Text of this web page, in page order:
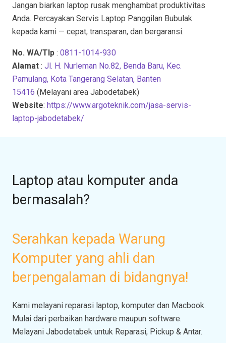
Jangan biarkan laptop rusak menghambat produktivitas
Anda. Percayakan Servis Laptop Panggilan Bubulak
kepada kami — cepat, transparan, dan bergaransi.
No. WA/Tlp : 0811-1014-930
Alamat : Jl. H. Nurleman No.82, Benda Baru, Kec.
Pamulang, Kota Tangerang Selatan, Banten
15416 (Melayani area Jabodetabek)
Website: https://www.argoteknik.com/jasa-servis-
laptop-jabodetabek/
Laptop atau komputer anda
bermasalah?
Serahkan kepada Warung
Komputer yang ahli dan
berpengalaman di bidangnya!
Kami melayani reparasi laptop, komputer dan Macbook.
Mulai dari perbaikan hardware maupun software.
Melayani Jabodetabek untuk Reparasi, Pickup & Antar.